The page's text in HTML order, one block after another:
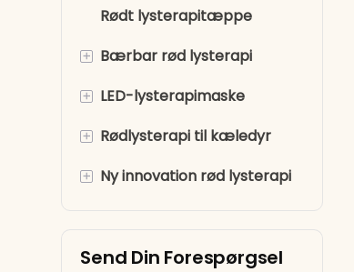
Rødt lysterapi for hele
af ​​kroppen
Rødt lysterapitæppe
+ Bærbar rød lysterapi
Røde lysterapibælter
Rød lysterapi til knæ
Rød lysterapi til arme
Rød lysterapi til hænder
Rødt lysterapiundertøj
+ LED-lysterapimaske
LED-lysterapi
+ Rødlysterapi til kæledyr
Rød lysterapi til hunde
Rødlysterapi til hest
+ Ny innovation rød lysterapi
Rød lysterapi fodspa taske
Rød lysterapistol
Send Din Forespørgsel